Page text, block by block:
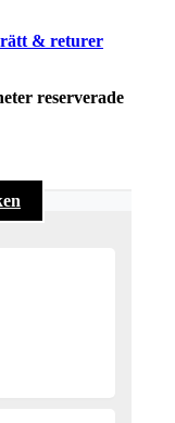
& returer
reserverade